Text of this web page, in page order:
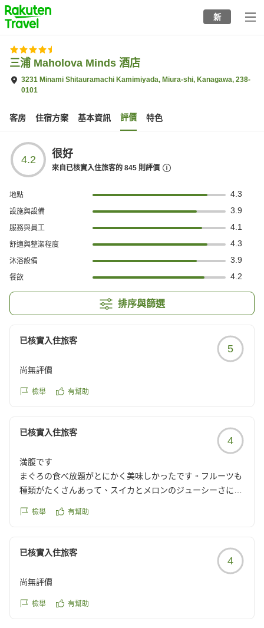
to
top
page
新
三浦 Maholova Minds 酒店
3231 Minami Shitauramachi Kamimiyada, Miura-shi, Kanagawa, 238-
0101
客房 住宿方案 基本資訊 評價 特色
4.2 很好
來自已核實入住旅客的 845 則評價
地點 4.3
設施與設備 3.9
服務與員工 4.1
舒適與整潔程度 4.3
沐浴設備 3.9
餐飲 4.2
排序與篩選
已核實入住旅客
5
尚無評價
檢舉 有幫助
已核實入住旅客
4
満腹です
まぐろの食べ放題がとにかく美味しかったです。フルーツも
種類がたくさんあって、スイカとメロンのジューシーさに驚
が、海からの日の出がバッチリ見えました。
https://review.travel.rakuten.co.jp/hotel/voice/13569?
檢舉 有幫助
已核實入住旅客
4
尚無評價
檢舉 有幫助